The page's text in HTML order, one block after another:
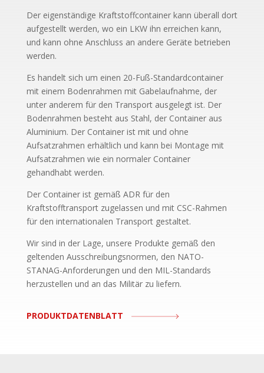
Der eigenständige Kraftstoffcontainer kann überall dort
aufgestellt werden, wo ein LKW ihn erreichen kann,
und kann ohne Anschluss an andere Geräte betrieben
werden.
Es handelt sich um einen 20-Fuß-Standardcontainer
mit einem Bodenrahmen mit Gabelaufnahme, der
unter anderem für den Transport ausgelegt ist. Der
Bodenrahmen besteht aus Stahl, der Container aus
Aluminium. Der Container ist mit und ohne
Aufsatzrahmen erhältlich und kann bei Montage mit
Aufsatzrahmen wie ein normaler Container
gehandhabt werden.
Der Container ist gemäß ADR für den
Kraftstofftransport zugelassen und mit CSC-Rahmen
für den internationalen Transport gestaltet.
Wir sind in der Lage, unsere Produkte gemäß den
geltenden Ausschreibungsnormen, den NATO-
STANAG-Anforderungen und den MIL-Standards
herzustellen und an das Militär zu liefern.
PRODUKTDATENBLATT